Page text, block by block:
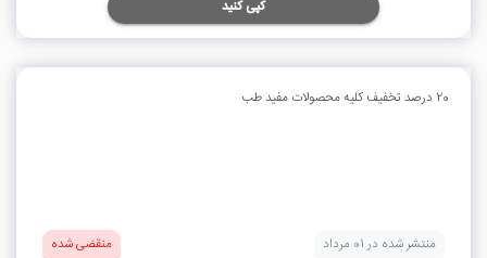
کپی کنید
20 درصد تخفیف کلیه محصولات مفید طب
منتشر شده در 01 مرداد منقضی شده